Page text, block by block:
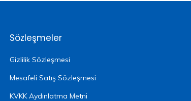
Sözleşmeler
Gizlilik Sözleşmesi
Mesafeli Satış Sözleşmesi
KVKK Aydınlatma Metni